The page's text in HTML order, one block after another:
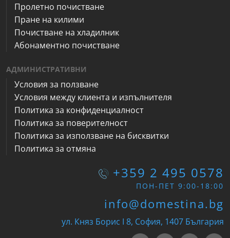
Пролетно почистване
Пране на килими
Почистване на хладилник
Абонаментно почистване
АДМИНИСТРАТИВНИ
Условия за ползване
Условия между клиента и изпълнителя
Политика за конфиденциалност
Политика за поверителност
Политика за използване на бисквитки
Политика за отмяна
+359 2 495 0578
ПОН-ПЕТ 9:00-18:00
info@domestina.bg
ул. Княз Борис I 8, София, 1407 България